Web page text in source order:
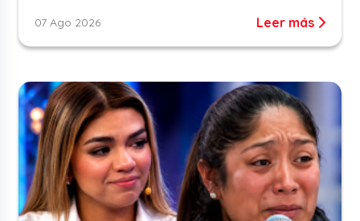
07 Ago 2026 Leer más